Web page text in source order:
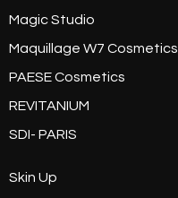
Magic Studio
Maquillage W7 Cosmetics
PAESE Cosmetics
REVITANIUM
SDI- PARIS
Skin Up